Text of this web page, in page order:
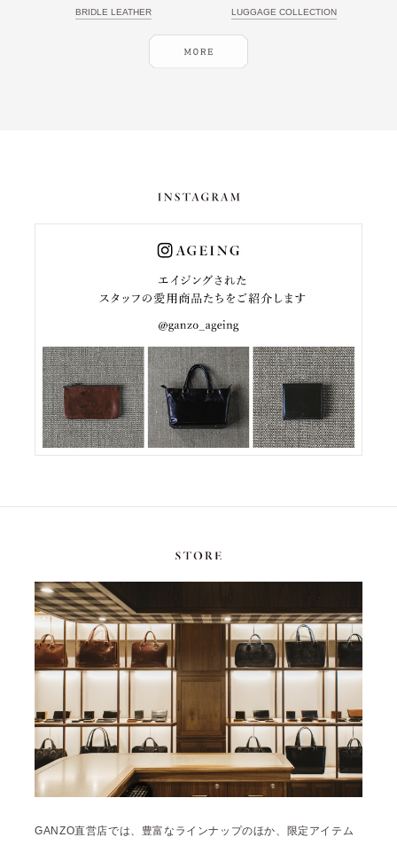
BRIDLE LEATHER LUGGAGE COLLECTION
GANZO直営店では、豊富なラインナップのほか、限定アイテム